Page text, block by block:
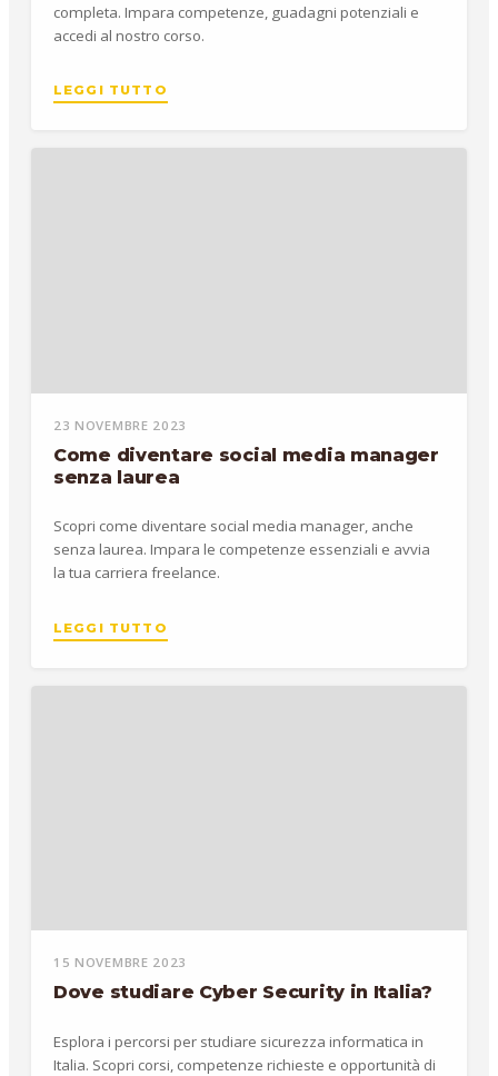
completa. Impara competenze, guadagni potenziali e
accedi al nostro corso.
LEGGI TUTTO
23 NOVEMBRE 2023
Come diventare social media manager
senza laurea
Scopri come diventare social media manager, anche
senza laurea. Impara le competenze essenziali e avvia
la tua carriera freelance.
LEGGI TUTTO
15 NOVEMBRE 2023
Dove studiare Cyber Security in Italia?
Esplora i percorsi per studiare sicurezza informatica in
Italia. Scopri corsi, competenze richieste e opportunità di